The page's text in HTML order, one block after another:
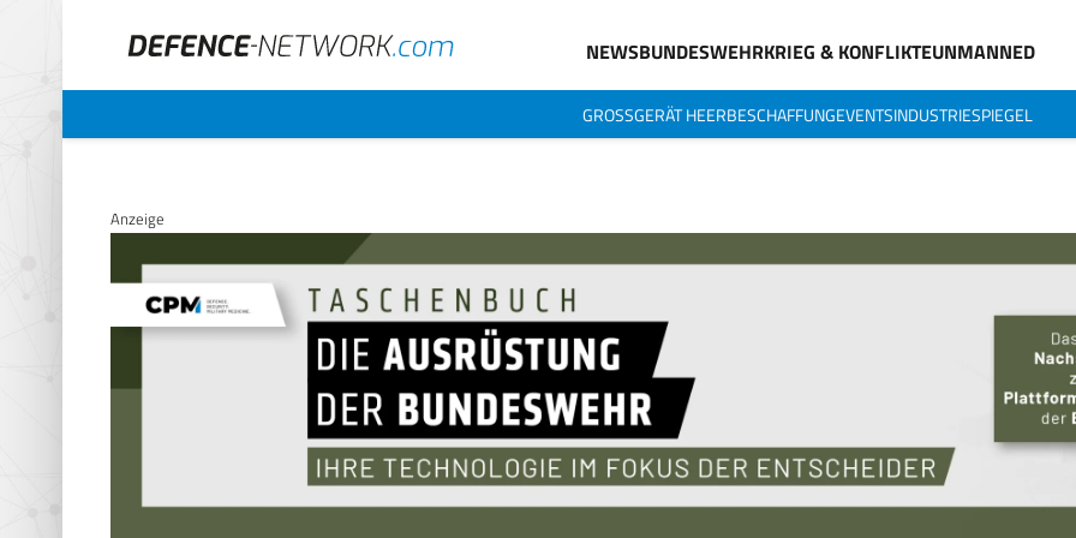
NEWSBUNDESWEHRKRIEG & KONFLIKTEUNMANNED
GROSSGERÄT HEERBESCHAFFUNGEVENTSINDUSTRIESPIEGEL
Anzeige